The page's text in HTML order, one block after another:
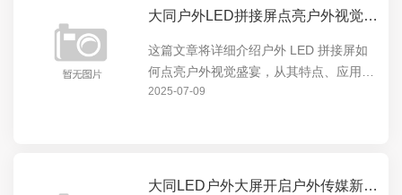
大同户外LED拼接屏点亮户外视觉盛宴
这篇文章将详细介绍户外 LED 拼接屏如
何点亮户外视觉盛宴，从其特点、应用场
景到实际效果，全方位展示这一创新技术
2025-07-09
大同LED户外大屏开启户外传媒新时代的大门